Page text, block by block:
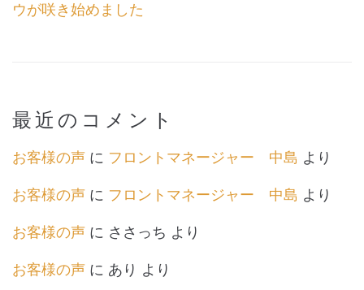
ウが咲き始めました
最近のコメント
お客様の声 に フロントマネージャー 中島 より
お客様の声 に フロントマネージャー 中島 より
お客様の声 に ささっち より
お客様の声 に あり より